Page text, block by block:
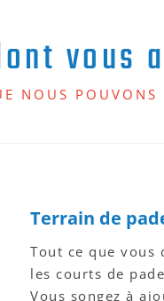
vous
NOUS
Terrain de
Tout ce que vous
les courts de
Vous songez à